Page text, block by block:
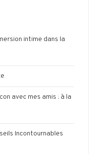
intime dans la
avec mes amis : à la
Incontournables